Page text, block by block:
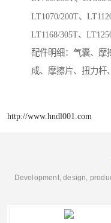
LT1070/200T、
LT1168/305T、
配件明细：气囊、摩
成、摩擦片、扭力杆
http://www.hndl001.com
Development, design,